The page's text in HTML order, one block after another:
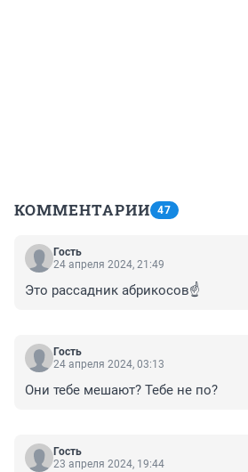
КОММЕНТАРИИ 47
Гость
24 апреля 2024, 21:49
Это рассадник абрикосов☝️
Гость
24 апреля 2024, 03:13
Они тебе мешают? Тебе не по?
Гость
23 апреля 2024, 19:44